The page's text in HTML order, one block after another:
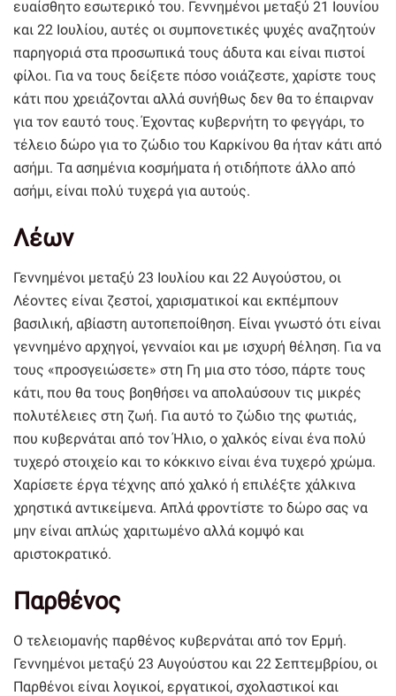
ευαίσθητο εσωτερικό του. Γεννημένοι μεταξύ 21 Ιουνίου
και 22 Ιουλίου, αυτές οι συμπονετικές ψυχές αναζητούν
παρηγοριά στα προσωπικά τους άδυτα και είναι πιστοί
φίλοι. Για να τους δείξετε πόσο νοιάζεστε, χαρίστε τους
κάτι που χρειάζονται αλλά συνήθως δεν θα το έπαιρναν
για τον εαυτό τους. Έχοντας κυβερνήτη το φεγγάρι, το
τέλειο δώρο για το ζώδιο του Καρκίνου θα ήταν κάτι από
ασήμι. Τα ασημένια κοσμήματα ή οτιδήποτε άλλο από
ασήμι, είναι πολύ τυχερά για αυτούς.
Λέων
Γεννημένοι μεταξύ 23 Ιουλίου και 22 Αυγούστου, οι
Λέοντες είναι ζεστοί, χαρισματικοί και εκπέμπουν
βασιλική, αβίαστη αυτοπεποίθηση. Είναι γνωστό ότι είναι
γεννημένο αρχηγοί, γενναίοι και με ισχυρή θέληση. Για να
τους «προσγειώσετε» στη Γη μια στο τόσο, πάρτε τους
κάτι, που θα τους βοηθήσει να απολαύσουν τις μικρές
πολυτέλειες στη ζωή. Για αυτό το ζώδιο της φωτιάς,
που κυβερνάται από τον Ήλιο, ο χαλκός είναι ένα πολύ
τυχερό στοιχείο και το κόκκινο είναι ένα τυχερό χρώμα.
Χαρίσετε έργα τέχνης από χαλκό ή επιλέξτε χάλκινα
χρηστικά αντικείμενα. Απλά φροντίστε το δώρο σας να
μην είναι απλώς χαριτωμένο αλλά κομψό και
αριστοκρατικό.
Παρθένος
Ο τελειομανής παρθένος κυβερνάται από τον Ερμή.
Γεννημένοι μεταξύ 23 Αυγούστου και 22 Σεπτεμβρίου, οι
Παρθένοι είναι λογικοί, εργατικοί, σχολαστικοί και